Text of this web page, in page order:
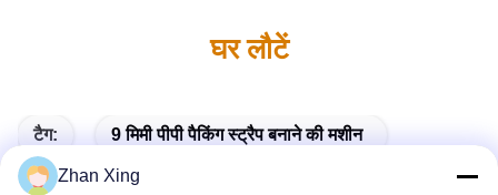
घर लौटें
टैग: 9 मिमी पीपी पैकिंग स्ट्रैप बनाने की मशीन
सैंडविच पीपी पैकिंग स्ट्रैप बनाने की मशीन
Zhan Xing